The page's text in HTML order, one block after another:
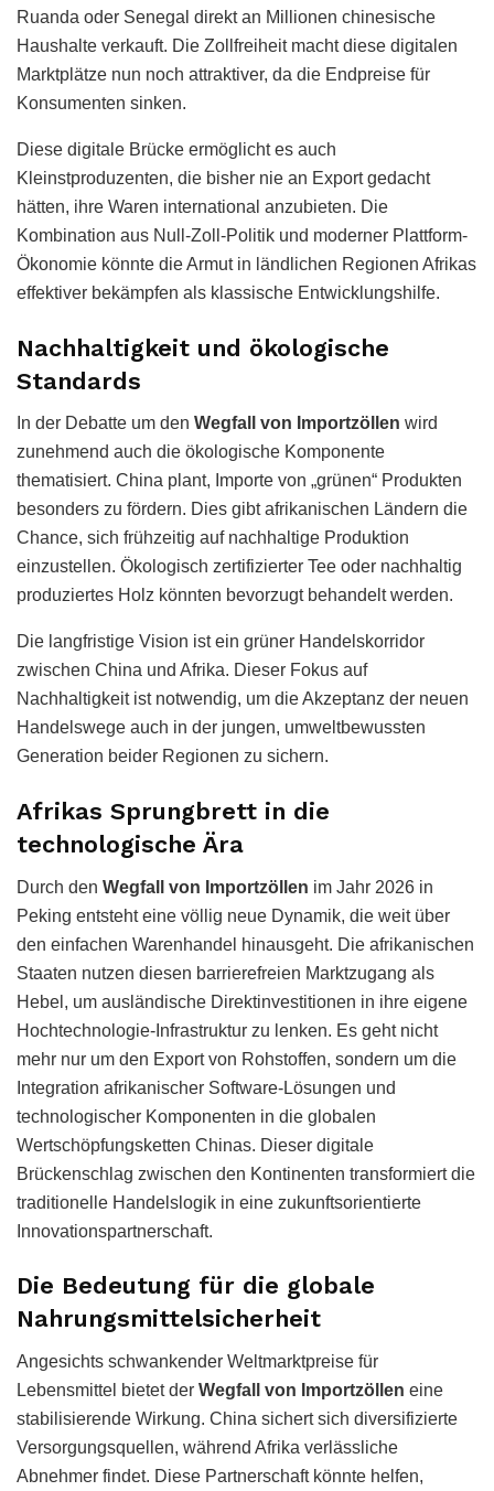
Ruanda oder Senegal direkt an Millionen chinesische
Haushalte verkauft. Die Zollfreiheit macht diese digitalen
Marktplätze nun noch attraktiver, da die Endpreise für
Konsumenten sinken.
Diese digitale Brücke ermöglicht es auch
Kleinstproduzenten, die bisher nie an Export gedacht
hätten, ihre Waren international anzubieten. Die
Kombination aus Null-Zoll-Politik und moderner Plattform-
Ökonomie könnte die Armut in ländlichen Regionen Afrikas
effektiver bekämpfen als klassische Entwicklungshilfe.
Nachhaltigkeit und ökologische
Standards
In der Debatte um den Wegfall von Importzöllen wird
zunehmend auch die ökologische Komponente
thematisiert. China plant, Importe von „grünen“ Produkten
besonders zu fördern. Dies gibt afrikanischen Ländern die
Chance, sich frühzeitig auf nachhaltige Produktion
einzustellen. Ökologisch zertifizierter Tee oder nachhaltig
produziertes Holz könnten bevorzugt behandelt werden.
Die langfristige Vision ist ein grüner Handelskorridor
zwischen China und Afrika. Dieser Fokus auf
Nachhaltigkeit ist notwendig, um die Akzeptanz der neuen
Handelswege auch in der jungen, umweltbewussten
Generation beider Regionen zu sichern.
Afrikas Sprungbrett in die
technologische Ära
Durch den Wegfall von Importzöllen im Jahr 2026 in
Peking entsteht eine völlig neue Dynamik, die weit über
den einfachen Warenhandel hinausgeht. Die afrikanischen
Staaten nutzen diesen barrierefreien Marktzugang als
Hebel, um ausländische Direktinvestitionen in ihre eigene
Hochtechnologie-Infrastruktur zu lenken. Es geht nicht
mehr nur um den Export von Rohstoffen, sondern um die
Integration afrikanischer Software-Lösungen und
technologischer Komponenten in die globalen
Wertschöpfungsketten Chinas. Dieser digitale
Brückenschlag zwischen den Kontinenten transformiert die
traditionelle Handelslogik in eine zukunftsorientierte
Innovationspartnerschaft.
Die Bedeutung für die globale
Nahrungsmittelsicherheit
Angesichts schwankender Weltmarktpreise für
Lebensmittel bietet der Wegfall von Importzöllen eine
stabilisierende Wirkung. China sichert sich diversifizierte
Versorgungsquellen, während Afrika verlässliche
Abnehmer findet. Diese Partnerschaft könnte helfen,